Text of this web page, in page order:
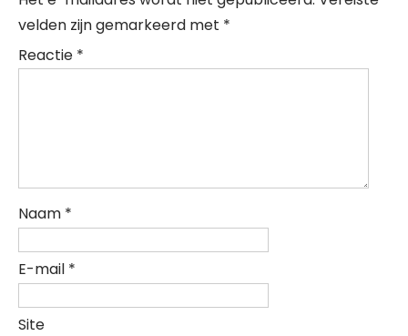
velden zijn gemarkeerd met *
Reactie *
Naam *
E-mail *
Site